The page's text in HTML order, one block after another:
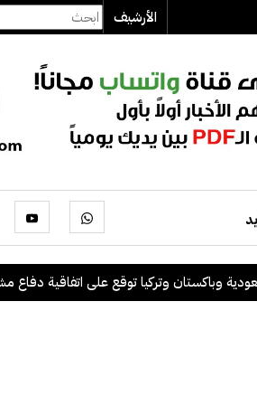
الأرشيف
وباكستان وتركيا توقع على اتفاقية دفاع مشترك